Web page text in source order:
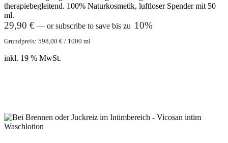
therapiebegleitend. 100% Naturkosmetik, luftloser Spender mit 50
ml.
29,90 € — or subscribe to save bis zu 10%
Grundpreis: 598,00 € / 1000 ml
inkl. 19 % MwSt.